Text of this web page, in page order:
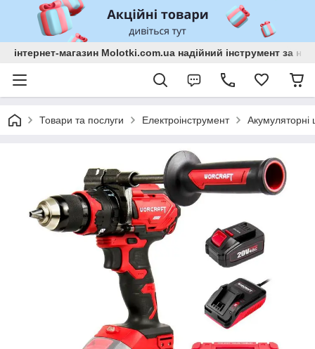
інтернет-магазин Molotki.com.ua надійний інструмент за
Товари та послуги Електроінструмент Акумуляторні